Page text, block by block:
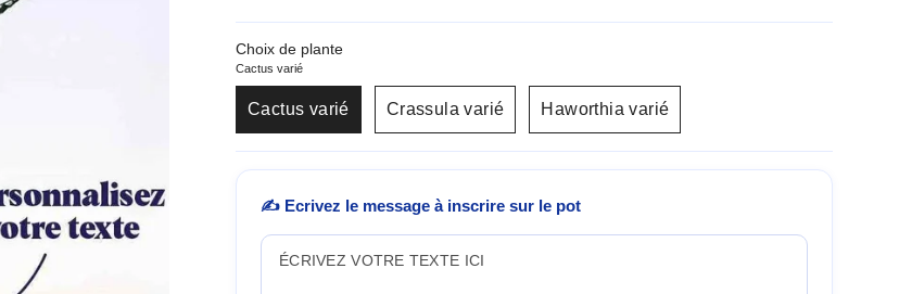
Choix de plante
Cactus varié
Cactus varié Crassula varié Haworthia varié
✍️ Ecrivez le message à inscrire sur le pot